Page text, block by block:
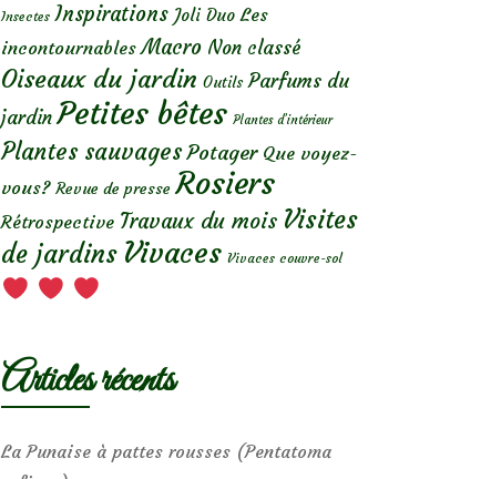
Insectes Inspirations Joli Duo Les
incontournables Macro Non classé
Oiseaux du jardin Outils Parfums du
jardin Petites bêtes Plantes d’intérieur
Plantes sauvages Potager Que voyez-
vous? Revue de presse Rosiers
Rétrospective Travaux du mois Visites
de jardins Vivaces Vivaces couvre-sol
Articles récents
La Punaise à pattes rousses (Pentatoma